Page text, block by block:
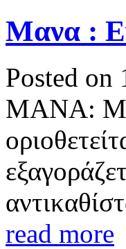
Μανα :
Posted on
ΜΑΝΑ: Μια
read more